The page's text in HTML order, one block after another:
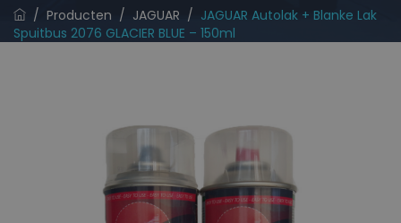
/ Producten / JAGUAR / JAGUAR Autolak + Blanke Lak
Spuitbus 2076 GLACIER BLUE – 150ml